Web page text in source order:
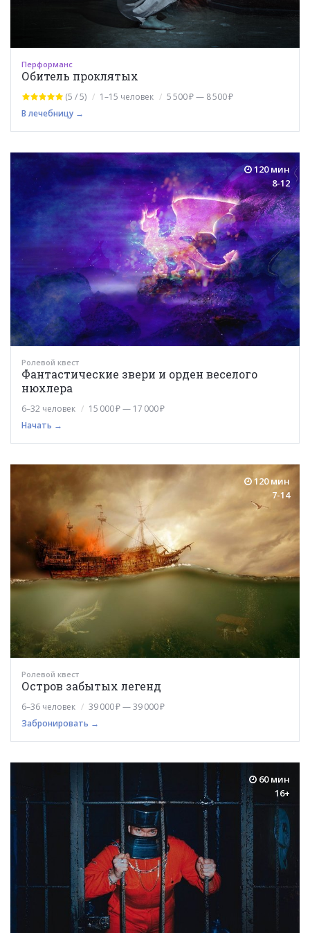
Перформанс
Обитель проклятых
(5 / 5) 1–15 человек
5 500 ₽ — 8 500 ₽
В лечебницу →
120 мин
8-12
Ролевой квест
Фантастические звери и орден веселого
нюхлера
6–32 человек
15 000 ₽ — 17 000 ₽
Начать →
120 мин
7-14
Ролевой квест
Остров забытых легенд
6–36 человек
39 000 ₽ — 39 000 ₽
Забронировать →
60 мин
16+